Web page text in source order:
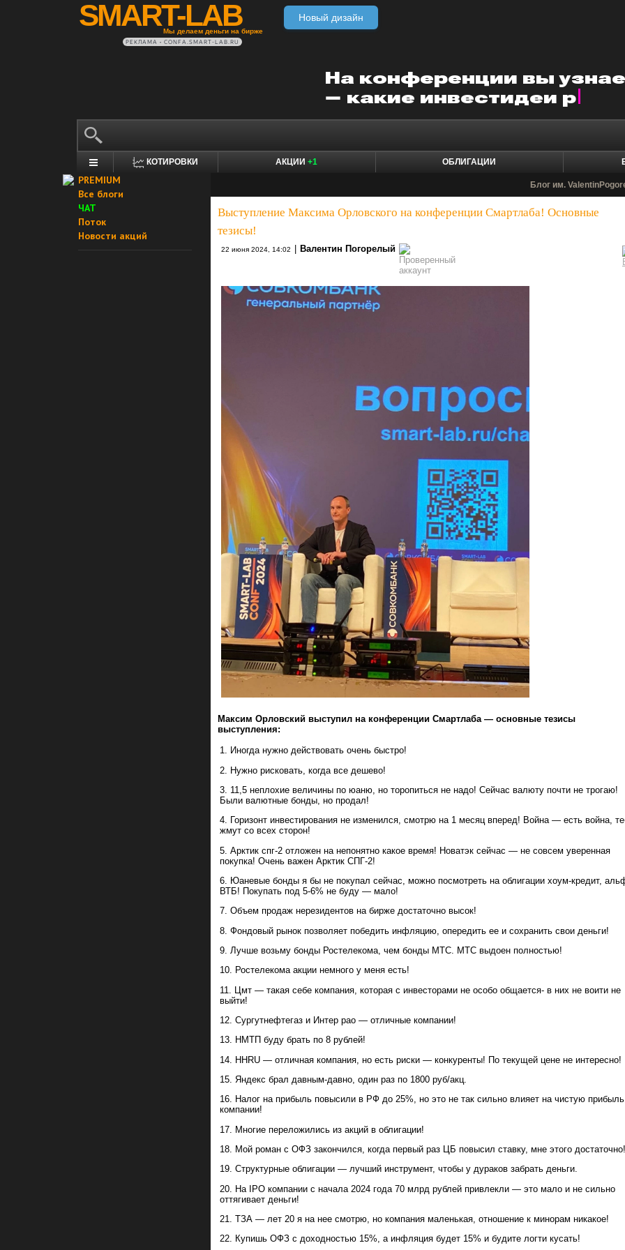
SMART-LAB
Мы делаем деньги на бирже
Новый дизайн
РЕКЛАМА • CONFA.SMART-LAB.RU
КОТИРОВКИ АКЦИИ +1 ОБЛИГАЦИИ
PREMIUM
Все блоги
ЧАТ
Поток
Новости акций
Блог им.
Выступление Максима Орловского на конференции Смартлаба! Основные
тезисы!
22 июня 2024, 14:02 Валентин Погорелый
Максим Орловский выступил на конференции Смартлаба — основные тезисы
выступления:
Иногда нужно действовать очень быстро!
Нужно рисковать, когда все дешево!
11,5 неплохие величины по юаню, но торопиться не надо! Сейчас валюту почти не трогаю!
Были валютные бонды, но продал!
Горизонт инвестирования не изменился, смотрю на 1 месяц вперед! Война — есть война,
жмут со всех сторон!
Арктик спг-2 отложен на непонятно какое время! Новатэк сейчас — не совсем уверенная
покупка! Очень важен Арктик СПГ-2!
Юаневые бонды я бы не покупал сейчас, можно посмотреть на облигации хоум-кредит,
ВТБ! Покупать под 5-6% не буду — мало!
Объем продаж нерезидентов на бирже достаточно высок!
Фондовый рынок позволяет победить инфляцию, опередить ее и сохранить свои деньги!
Лучше возьму бонды Ростелекома, чем бонды МТС. МТС выдоен полностью!
Ростелекома акции немного у меня есть!
Цмт — такая себе компания, которая с инвесторами не особо общается- в них не воити не
выйти!
Сургутнефтегаз и Интер рао — отличные компании!
НМТП буду брать по 8 рублей!
HHRU — отличная компания, но есть риски — конкуренты! По текущей цене не интересно!
Яндекс брал давным-давно, один раз по 1800 руб/акц.
Налог на прибыль повысили в РФ до 25%, но это не так сильно влияет на чистую прибыль
компании!
Многие переложились из акций в облигации!
Мой роман с ОФЗ закончился, когда первый раз ЦБ повысил ставку, мне этого достаточно!
Структурные облигации — лучший инструмент, чтобы у дураков забрать деньги.
На IPO компании с начала 2024 года 70 млрд рублей привлекли — это мало и не сильно
оттягивает деньги!
ТЗА — лет 20 я на нее смотрю, но компания маленькая, отношение к минорам никакое!
Купишь ОФЗ с доходностью 15%, а инфляция будет 15% и будите логти кусать!